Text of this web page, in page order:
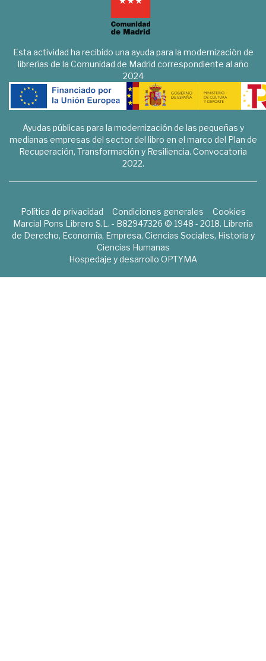
Esta actividad ha recibido una ayuda para la modernización de
librerías de la Comunidad de Madrid correspondiente al año
2024
Ayudas públicas para la modernización de las pequeñas y
medianas empresas del sector del libro en el marco del Plan de
Recuperación, Transformación y Resiliencia. Convocatoria
2022.
Política de privacidad Condiciones generales
Cookies
Marcial Pons Librero S.L. - B82947326 © 1948 - 2018. Librería
de Derecho, Economía, Empresa, Ciencias Sociales, Historia y
Ciencias Humanas
Hospedaje y desarrollo OPTYMA